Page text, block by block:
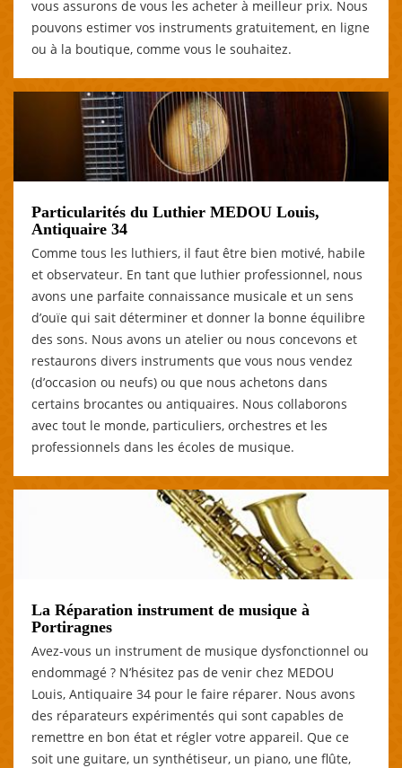
vous assurons de vous les acheter à meilleur prix. Nous
pouvons estimer vos instruments gratuitement, en ligne
ou à la boutique, comme vous le souhaitez.
Particularités du Luthier MEDOU Louis,
Antiquaire 34
Comme tous les luthiers, il faut être bien motivé, habile
et observateur. En tant que luthier professionnel, nous
avons une parfaite connaissance musicale et un sens
d’ouïe qui sait déterminer et donner la bonne équilibre
des sons. Nous avons un atelier ou nous concevons et
restaurons divers instruments que vous nous vendez
(d’occasion ou neufs) ou que nous achetons dans
certains brocantes ou antiquaires. Nous collaborons
avec tout le monde, particuliers, orchestres et les
professionnels dans les écoles de musique.
La Réparation instrument de musique à
Portiragnes
Avez-vous un instrument de musique dysfonctionnel ou
endommagé ? N’hésitez pas de venir chez MEDOU
Louis, Antiquaire 34 pour le faire réparer. Nous avons
des réparateurs expérimentés qui sont capables de
remettre en bon état et régler votre appareil. Que ce
soit une guitare, un synthétiseur, un piano, une flûte,